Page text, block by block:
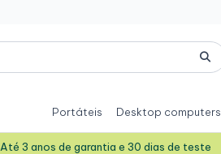
Portáteis Desktop computers
Até 3 anos de garantia e 30 dias de teste